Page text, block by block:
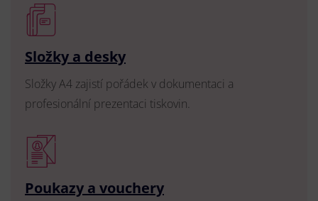
Složky a desky
Složky A4 zajistí pořádek v dokumentaci a
profesionální prezentaci tiskovin.
Poukazy a vouchery